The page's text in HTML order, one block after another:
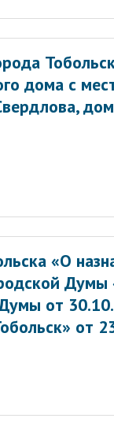
дома с
«О
Думы
от
от